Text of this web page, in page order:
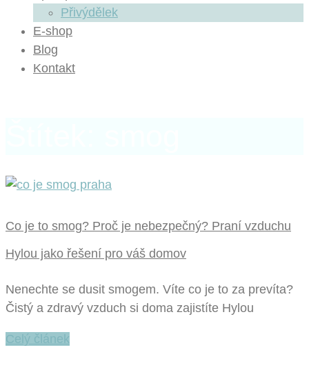
Přivýdělek
E-shop
Blog
Kontakt
Co je to smog? Proč je nebezpečný? Praní vzduchu
Hylou jako řešení pro váš domov
Nenechte se dusit smogem. Víte co je to za prevíta?
Čistý a zdravý vzduch si doma zajistíte Hylou
Celý článek